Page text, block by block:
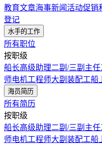
教育文章海事新闻活动促销
登记
水手的工作
所有职位
按职级
船长高级助理二副/三副 主
师电机工程师大副 装配工船
海员简历
所有简历
按职级
船长高级助理二副/三副 主
师电机工程师大副 装配工船